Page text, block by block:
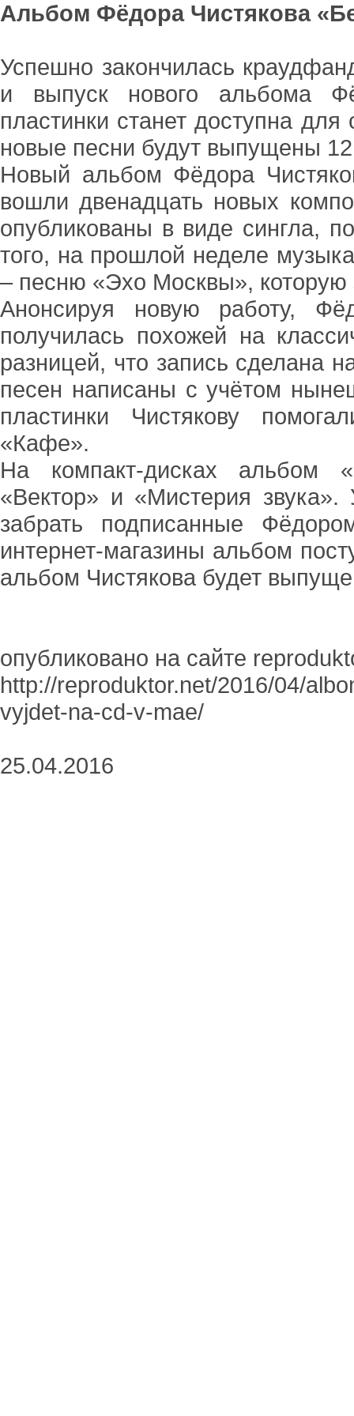
Альбом Фёдора Чистякова
Успешно закончилась
и выпуск нового альбома
пластинки станет доступна
новые песни будут выпущены
Новый альбом Фёдора
вошли двенадцать новых
опубликованы в виде сингла,
того, на прошлой неделе
– песню «Эхо Москвы», которую
Анонсируя новую работу,
получилась похожей на
разницей, что запись сделана
песен написаны с учётом
пластинки Чистякову
«Кафе».
На компакт-дисках альбом
«Вектор» и «Мистерия звука».
забрать подписанные
интернет-магазины альбом
альбом Чистякова будет
опубликовано на сайте
http://reproduktor.net/2016/04/
vyjdet-na-cd-v-mae/
25.04.2016